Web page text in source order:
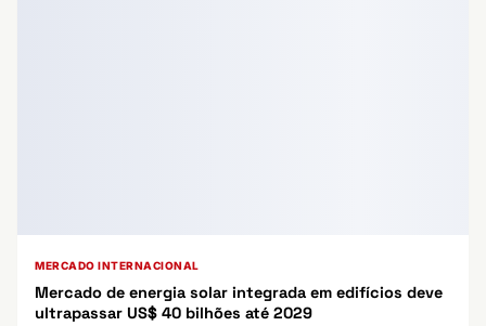
MERCADO INTERNACIONAL
Mercado de energia solar integrada em edifícios deve
ultrapassar US$ 40 bilhões até 2029